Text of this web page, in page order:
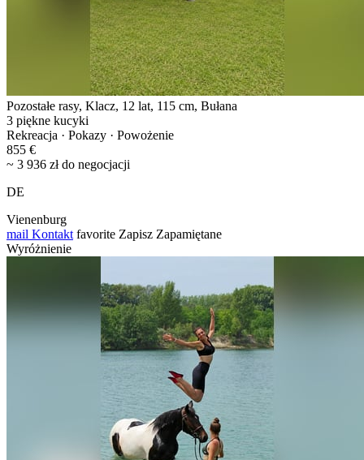
Pozostałe rasy, Klacz, 12 lat, 115 cm, Bułana
3 piękne kucyki
Rekreacja · Pokazy · Powożenie
855 €
~ 3 936 zł do negocjacji
DE
Vienenburg
mail Kontakt favorite Zapisz Zapamiętane
Wyróżnienie